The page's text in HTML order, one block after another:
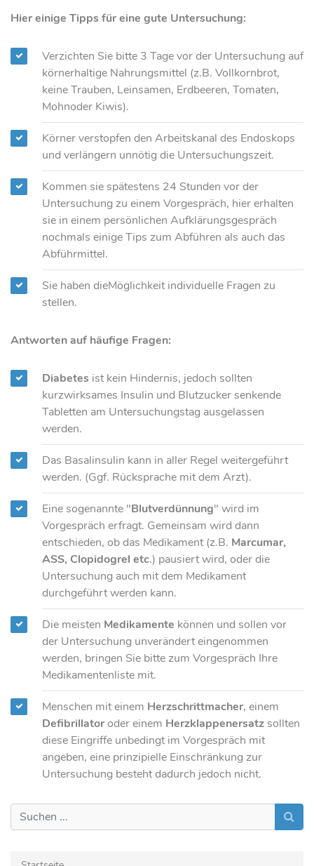
Hier einige Tipps für eine gute Untersuchung:
Verzichten Sie bitte 3 Tage vor der Untersuchung auf
körnerhaltige Nahrungsmittel (z.B. Vollkornbrot,
keine Trauben, Leinsamen, Erdbeeren, Tomaten,
Mohnoder Kiwis).
Körner verstopfen den Arbeitskanal des Endoskops
und verlängern unnötig die Untersuchungszeit.
Kommen sie spätestens 24 Stunden vor der
Untersuchung zu einem Vorgespräch, hier erhalten
sie in einem persönlichen Aufklärungsgespräch
nochmals einige Tips zum Abführen als auch das
Abführmittel.
Sie haben dieMöglichkeit individuelle Fragen zu
stellen.
Antworten auf häufige Fragen:
Diabetes ist kein Hindernis, jedoch sollten
kurzwirksames Insulin und Blutzucker senkende
Tabletten am Untersuchungstag ausgelassen
werden.
Das Basalinsulin kann in aller Regel weitergeführt
werden. (Ggf. Rücksprache mit dem Arzt).
Eine sogenannte "Blutverdünnung" wird im
Vorgespräch erfragt. Gemeinsam wird dann
entschieden, ob das Medikament (z.B. Marcumar,
ASS, Clopidogrel etc.) pausiert wird, oder die
Untersuchung auch mit dem Medikament
durchgeführt werden kann.
Die meisten Medikamente können und sollen vor
der Untersuchung unverändert eingenommen
werden, bringen Sie bitte zum Vorgespräch Ihre
Medikamentenliste mit.
Menschen mit einem Herzschrittmacher, einem
Defibrillatoroder einem Herzklappenersatz sollten
diese Eingriffe unbedingt im Vorgespräch mit
angeben, eine prinzipielle Einschränkung zur
Untersuchung besteht dadurch jedoch nicht.